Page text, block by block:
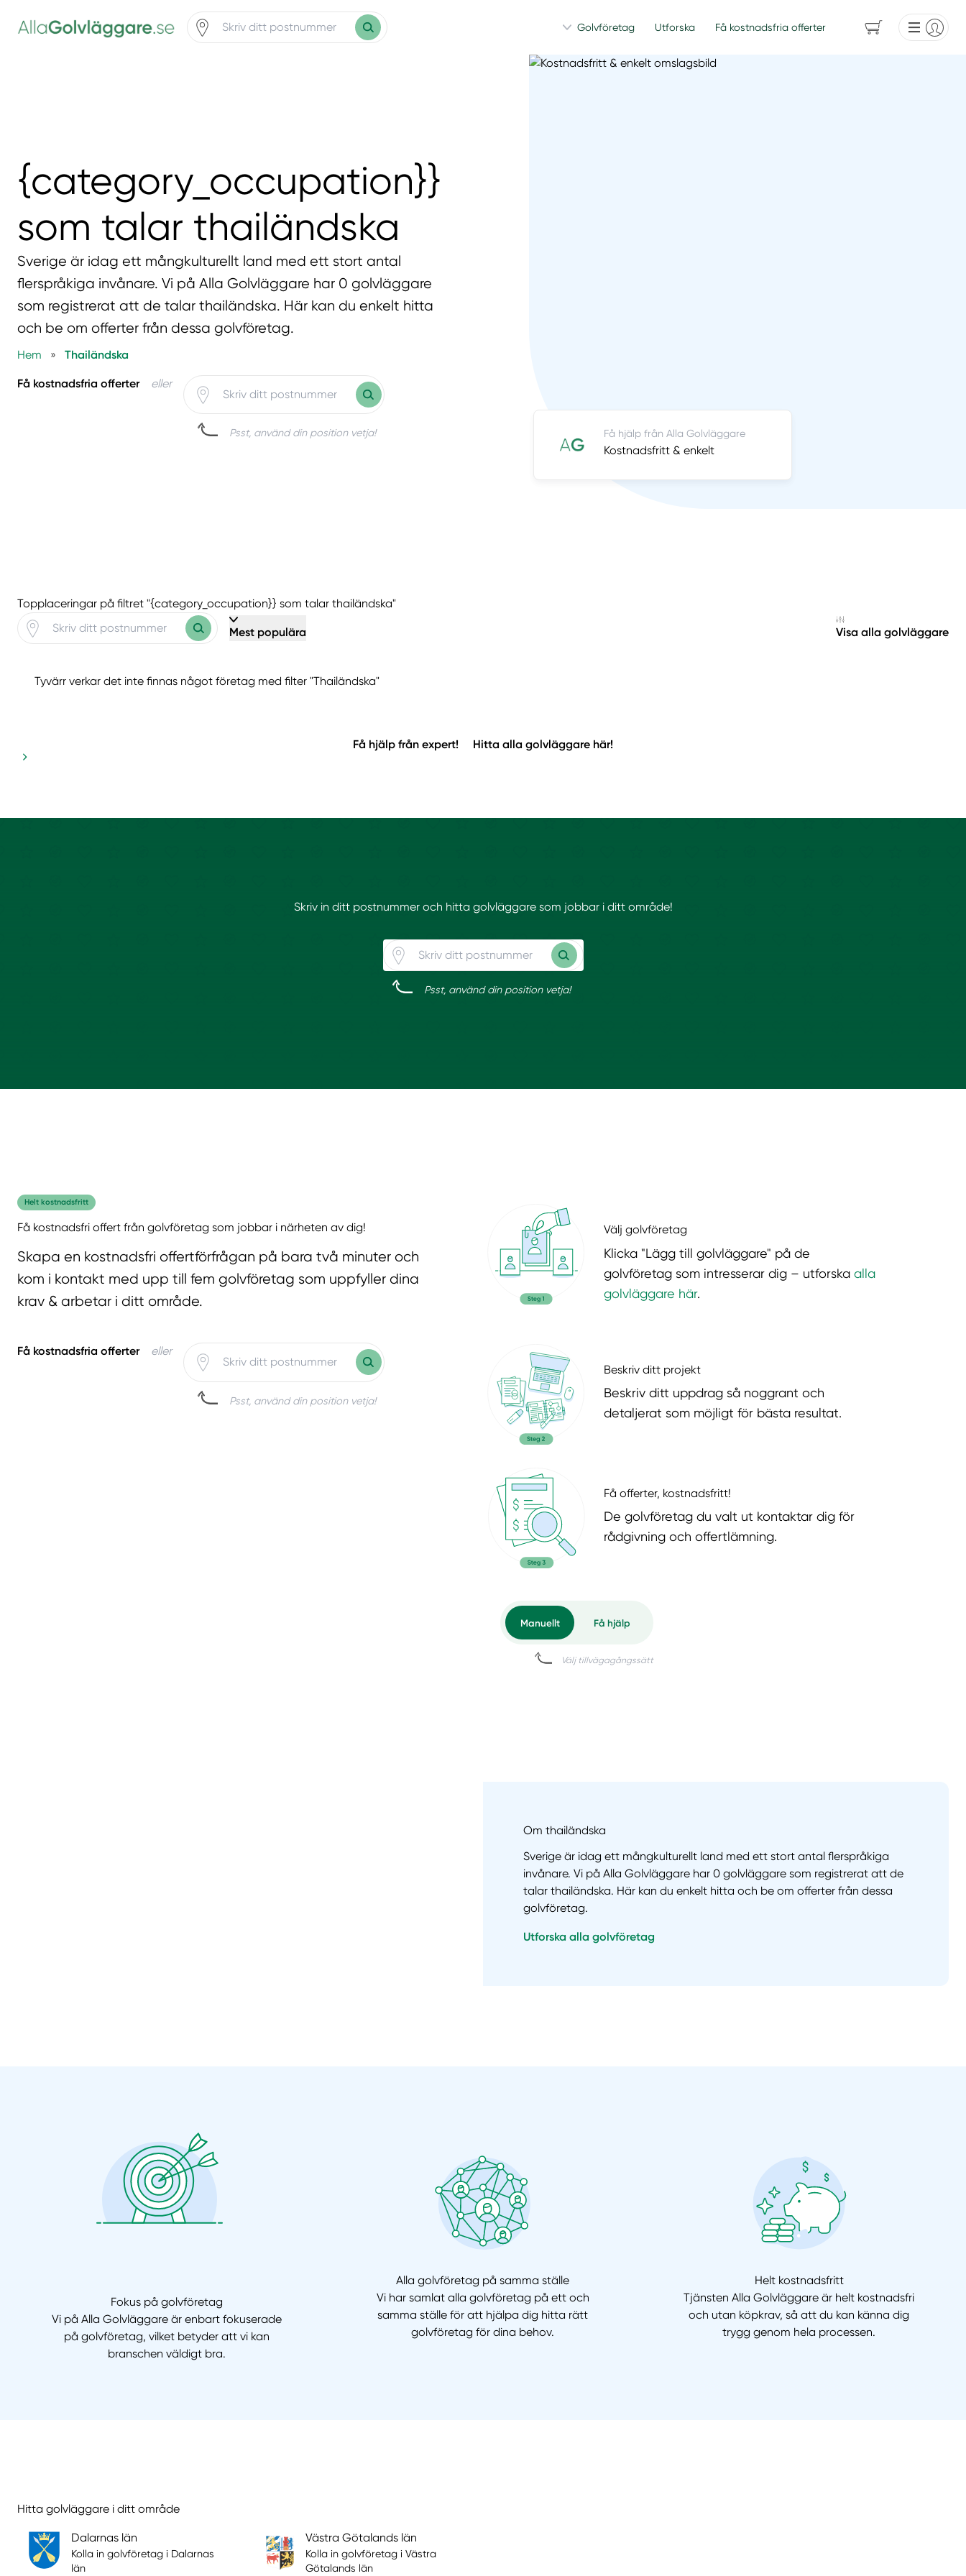
Golvföretag Utforska Få kostnadsfria offerter
{category_occupation}}
som talar thailändska
Sverige är idag ett mångkulturellt land med ett stort antal
flerspråkiga invånare. Vi på Alla Golvläggare har 0 golvläggare
som registrerat att de talar thailändska. Här kan du enkelt hitta
och be om offerter från dessa golvföretag.
Hem » Thailändska
Få kostnadsfria offerter eller
Psst, använd din position vetja! Få hjälp från Alla Golvläggare
Kostnadsfritt & enkelt
Topplaceringar på filtret "{category_occupation}} som talar thailändska"
Mest populära Visa alla golvläggare
Tyvärr verkar det inte finnas något företag med filter "Thailändska"
Få hjälp från expert! Hitta alla golvläggare här!
Skriv in ditt postnummer och hitta golvläggare som jobbar i ditt område!
Psst, använd din position vetja!
Helt kostnadsfritt
Få kostnadsfri offert från golvföretag som jobbar i närheten av dig!
Skapa en kostnadsfri offertförfrågan på bara två minuter och
kom i kontakt med upp till fem golvföretag som uppfyller dina
krav & arbetar i ditt område.
Få kostnadsfria offerter eller
Psst, använd din position vetja!
Välj golvföretag
Klicka "Lägg till golvläggare" på de
golvföretag som intresserar dig – utforska alla
golvläggare här.
Beskriv ditt projekt
Beskriv ditt uppdrag så noggrant och
detaljerat som möjligt för bästa resultat.
Få offerter, kostnadsfritt!
De golvföretag du valt ut kontaktar dig för
rådgivning och offertlämning.
Om thailändska
Sverige är idag ett mångkulturellt land med ett stort antal flerspråkiga
invånare. Vi på Alla Golvläggare har 0 golvläggare som registrerat att de
talar thailändska. Här kan du enkelt hitta och be om offerter från dessa
golvföretag.
Utforska alla golvföretag
Fokus på golvföretag
Vi på Alla Golvläggare är enbart fokuserade
på golvföretag, vilket betyder att vi kan
branschen väldigt bra.
Alla golvföretag på samma ställe
Vi har samlat alla golvföretag på ett och
samma ställe för att hjälpa dig hitta rätt
golvföretag för dina behov.
Helt kostnadsfritt
Tjänsten Alla Golvläggare är helt kostnadsfri
och utan köpkrav, så att du kan känna dig
trygg genom hela processen.
Hitta golvläggare i ditt område
Dalarnas län
Kolla in golvföretag i Dalarnas
län
Västra Götalands län
Kolla in golvföretag i Västra
Götalands län